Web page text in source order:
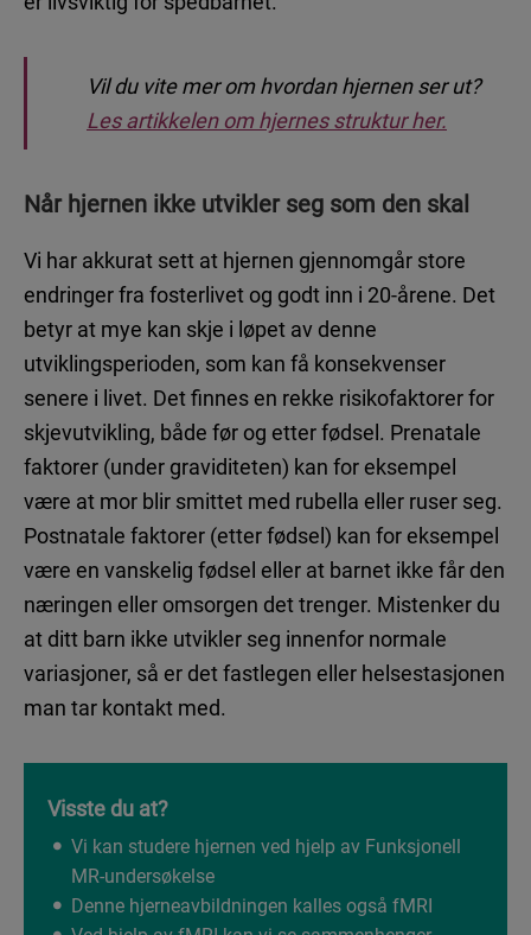
Vil du vite mer om hvordan hjernen ser ut?
Les artikkelen om hjernes struktur her.
Når hjernen ikke utvikler seg som den skal
Vi har akkurat sett at hjernen gjennomgår store
endringer fra fosterlivet og godt inn i 20-årene. Det
betyr at mye kan skje i løpet av denne
utviklingsperioden, som kan få konsekvenser
senere i livet. Det finnes en rekke risikofaktorer for
skjevutvikling, både før og etter fødsel. Prenatale
faktorer (under graviditeten) kan for eksempel
være at mor blir smittet med rubella eller ruser seg.
Postnatale faktorer (etter fødsel) kan for eksempel
være en vanskelig fødsel eller at barnet ikke får den
næringen eller omsorgen det trenger. Mistenker du
at ditt barn ikke utvikler seg innenfor normale
variasjoner, så er det fastlegen eller helsestasjonen
man tar kontakt med.
Visste du at?
Vi kan studere hjernen ved hjelp av Funksjonell
MR-undersøkelse
Denne hjerneavbildningen kalles også fMRI